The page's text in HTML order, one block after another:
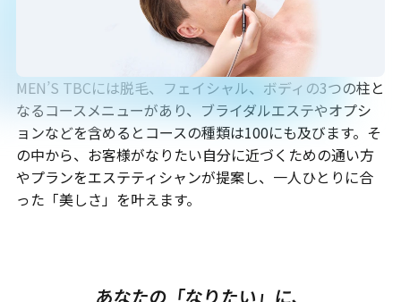
MEN’S TBCには脱毛、フェイシャル、ボディの3つの柱と
なるコースメニューがあり、ブライダルエステやオプシ
ョンなどを含めるとコースの種類は100にも及びます。そ
の中から、お客様がなりたい自分に近づくための通い方
やプランをエステティシャンが提案し、一人ひとりに合
った「美しさ」を叶えます。
あなたの「なりたい」に、